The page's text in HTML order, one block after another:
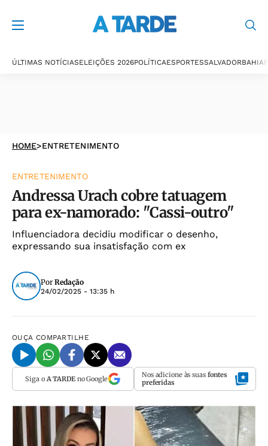
ÚLTIMAS NOTÍCIASELEIÇÕES 2026POLÍTICAESPORTESSALVADORBAHIA
HOME>ENTRETENIMENTO
ENTRETENIMENTO
Andressa Urach cobre tatuagem
para ex-namorado: "Cassi-outro"
Influenciadora decidiu modificar o desenho,
expressando sua insatisfação com ex
Por Redação
24/02/2025 - 13:35 h
OUÇA COMPARTILHE
Siga o A TARDEno Google Nos adicione às suas fontes
preferidas